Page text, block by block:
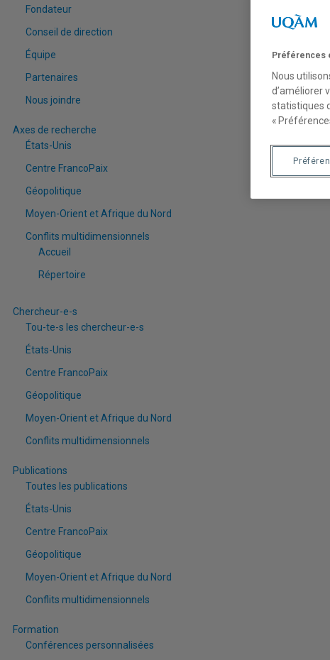
Fondateur
Conseil de direction
Équipe
Partenaires
Nous joindre
Axes de recherche
États-Unis
Centre FrancoPaix
Géopolitique
Moyen-Orient et Afrique du Nord
Conflits multidimensionnels
Accueil
Répertoire
Chercheur-e-s
Tou-te-s les chercheur-e-s
États-Unis
Centre FrancoPaix
Géopolitique
Moyen-Orient et Afrique du Nord
Conflits multidimensionnels
Publications
Toutes les publications
États-Unis
Centre FrancoPaix
Géopolitique
Moyen-Orient et Afrique du Nord
Conflits multidimensionnels
Formation
Conférences personnalisées
Préférences
Nous
d’améliorer
statistiques
«